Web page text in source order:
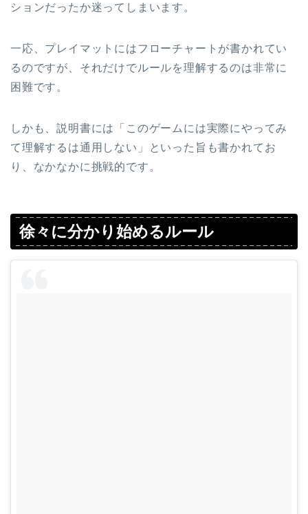
ションだったか迷ってしまいます。
一応、プレイマットにはフローチャートが書かれてい
るのですが、それだけでルールを理解するのは非常に
困難です。
しかも、説明書には「このゲームには実際にやってみ
て理解するは通用しない」といった旨も書かれてお
り、なかなかに挑戦的です。
徐々に分かり始めるルール